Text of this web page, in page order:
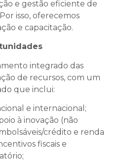
e gestão eficiente de
isso, oferecemos
e capacitação.
integrado das
de recursos, com um
que inclui:
e internacional;
à inovação (não
crédito e renda
fiscais e